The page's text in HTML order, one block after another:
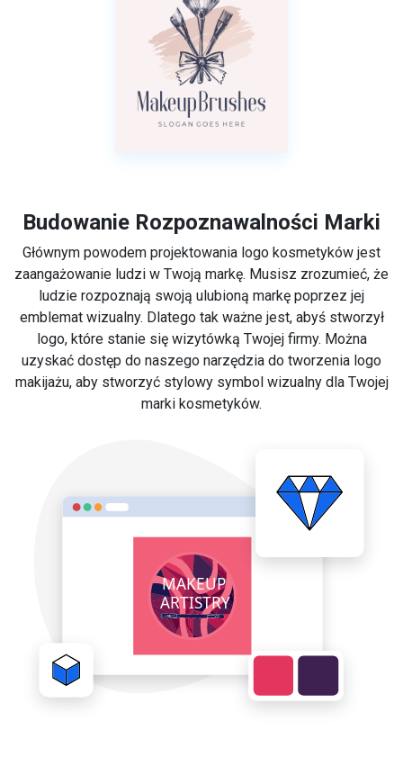
Budowanie Rozpoznawalności Marki
Głównym powodem projektowania logo kosmetyków jest
zaangażowanie ludzi w Twoją markę. Musisz zrozumieć, że
ludzie rozpoznają swoją ulubioną markę poprzez jej
emblemat wizualny. Dlatego tak ważne jest, abyś stworzył
logo, które stanie się wizytówką Twojej firmy. Można
uzyskać dostęp do naszego narzędzia do tworzenia logo
makijażu, aby stworzyć stylowy symbol wizualny dla Twojej
marki kosmetyków.